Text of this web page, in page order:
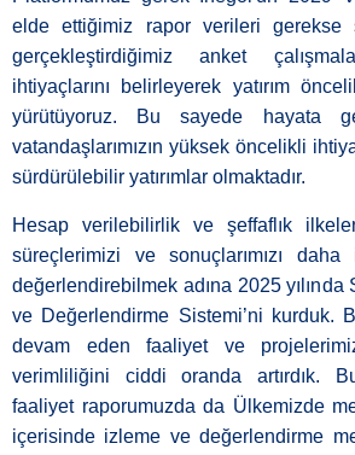
elde ettiğimiz rapor verileri
gerçekleştirdiğimiz anket
ihtiyaçlarını belirleyerek yatırım
yürütüyoruz. Bu sayede hayata
vatandaşlarımızın yüksek öncelikli
sürdürülebilir yatırımlar olmaktadır.
Hesap verilebilirlik ve şeffaflık
süreçlerimizi ve sonuçlarımızı
değerlendirebilmek adına 2025 yılında
ve Değerlendirme Sistemi’ni kurduk.
devam eden faaliyet ve
verimliliğini ciddi oranda artırdık. Bu
faaliyet raporumuzda da Ülkemizde
içerisinde izleme ve değerlendirme